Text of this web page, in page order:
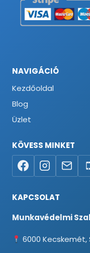
NAVIGÁCIÓ
Kezdőoldal
Blog
Üzlet
KÖVESS MINKET
KAPCSOLAT
Munkavédelmi
6000 Kecskemét,